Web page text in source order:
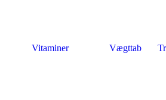
Vitaminer Vægttab